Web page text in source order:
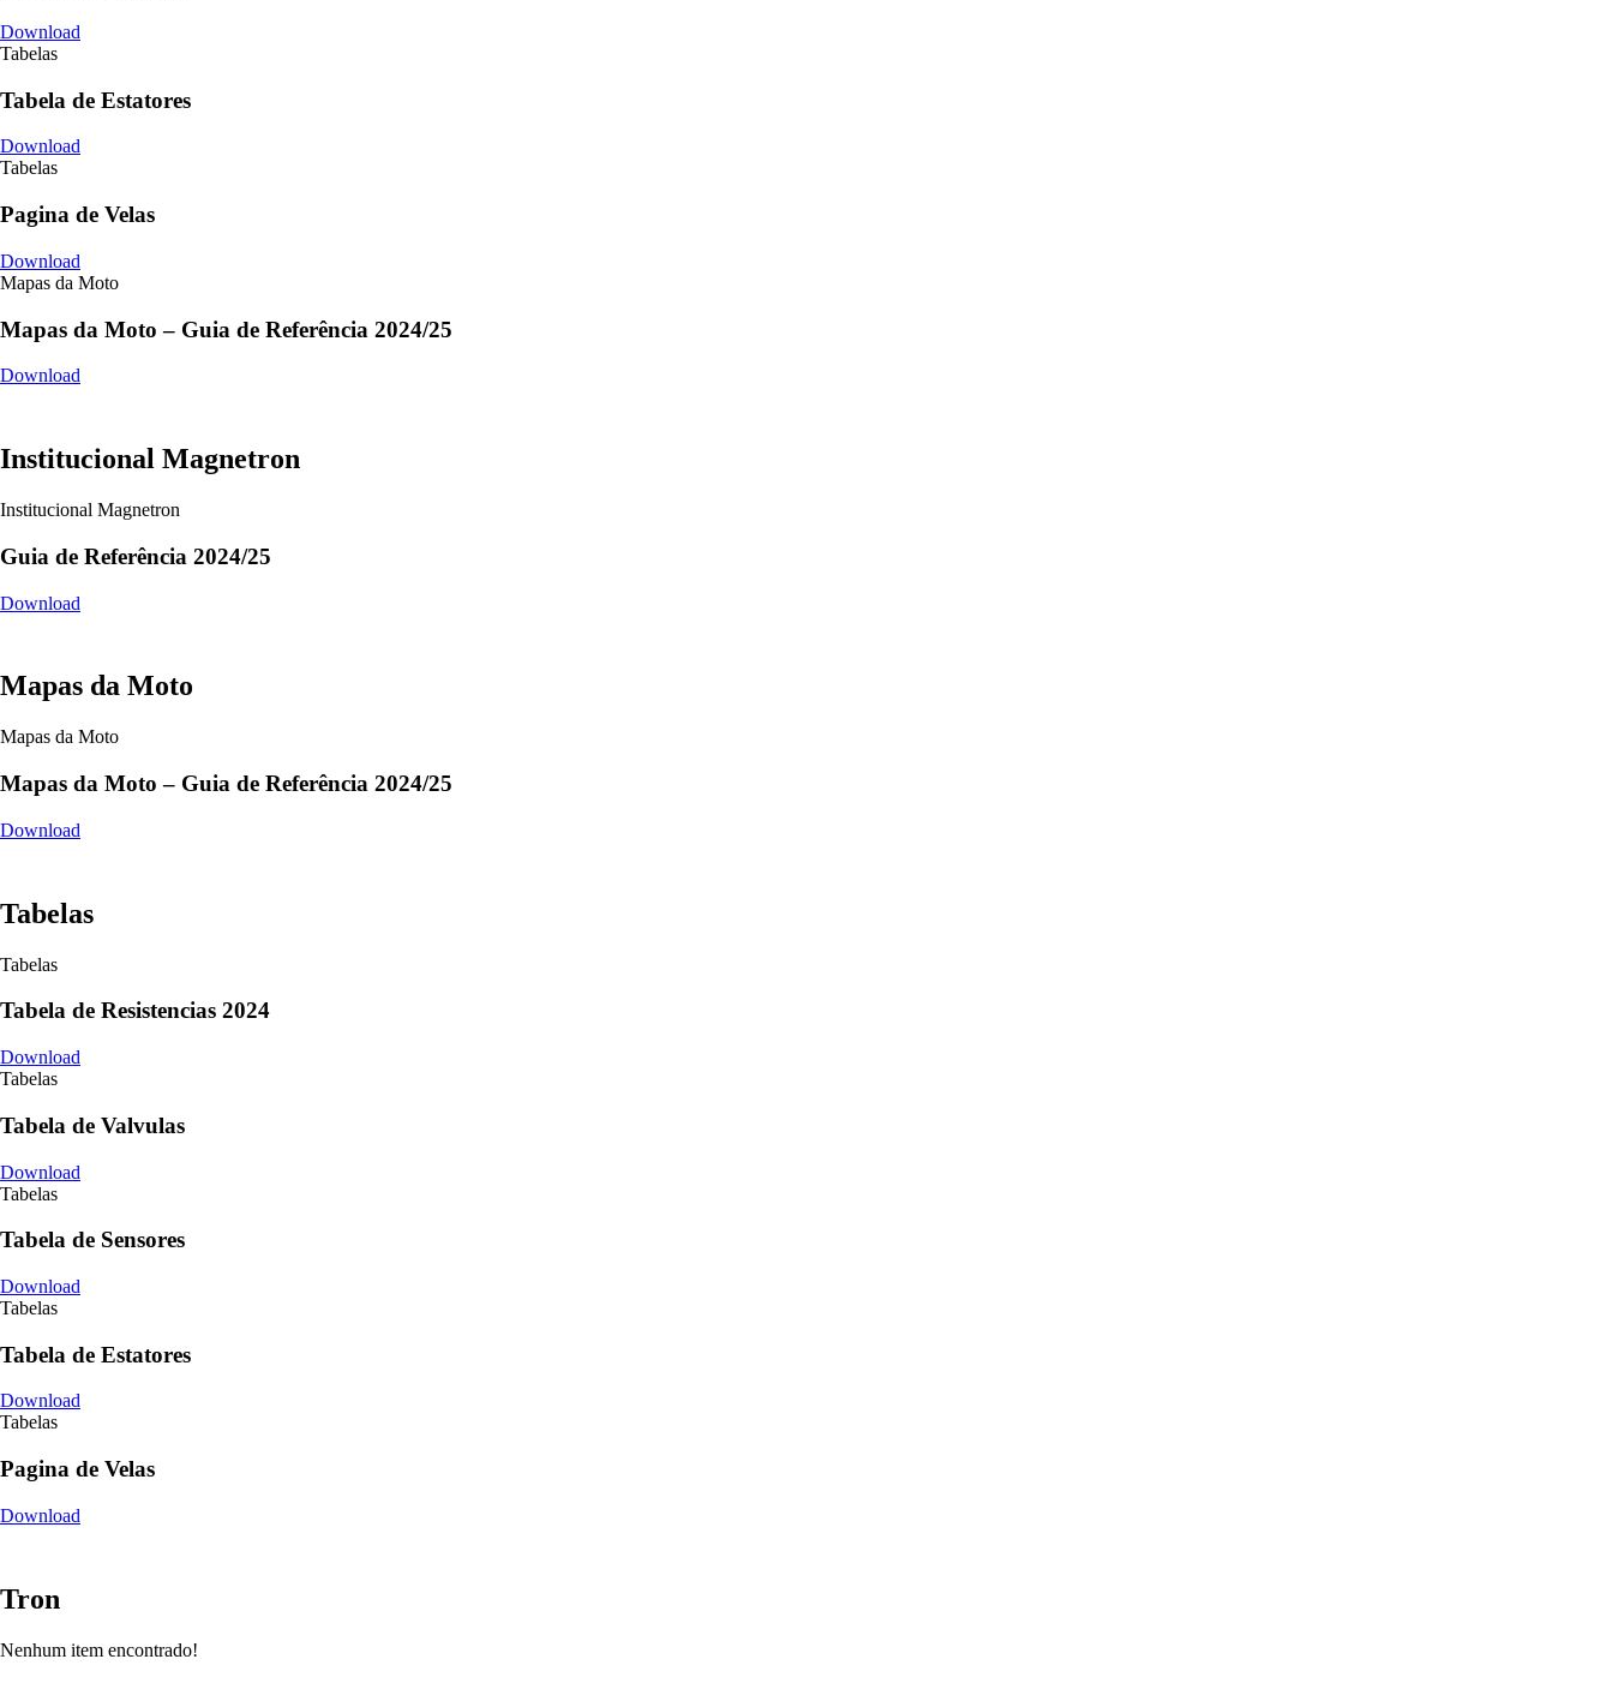
Download
Tabelas
Tabela de Estatores
Download
Tabelas
Pagina de Velas
Download
Mapas da Moto
Mapas da Moto – Guia de Referência 2024/25
Download
Institucional Magnetron
Institucional Magnetron
Guia de Referência 2024/25
Download
Mapas da Moto
Mapas da Moto
Mapas da Moto – Guia de Referência 2024/25
Download
Tabelas
Tabelas
Tabela de Resistencias 2024
Download
Tabelas
Tabela de Valvulas
Download
Tabelas
Tabela de Sensores
Download
Tabelas
Tabela de Estatores
Download
Tabelas
Pagina de Velas
Download
Tron
Nenhum item encontrado!